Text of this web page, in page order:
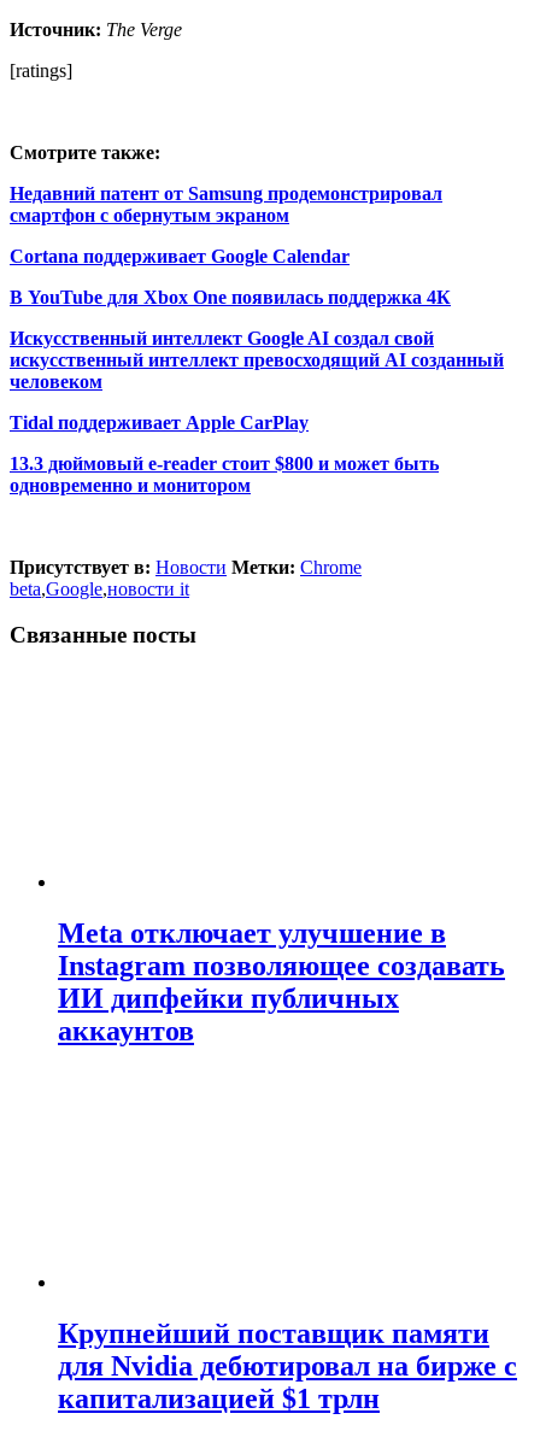
Источник: The Verge
[ratings]
Смотрите также:
Недавний патент от Samsung продемонстрировал
смартфон с обернутым экраном
Cortana поддерживает Google Calendar
В YouTube для Xbox One появилась поддержка 4К
Искусственный интеллект Google AI создал свой
искусственный интеллект превосходящий AI созданный
человеком
Tidal поддерживает Apple CarPlay
13.3 дюймовый e-reader стоит $800 и может быть
одновременно и монитором
Присутствует в: Новости Метки: Chrome
beta,Google,новости it
Связанные посты
Meta отключает улучшение в
Instagram позволяющее создавать
ИИ дипфейки публичных
аккаунтов
Крупнейший поставщик памяти
для Nvidia дебютировал на бирже с
капитализацией $1 трлн